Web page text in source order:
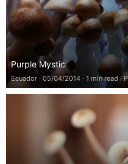
Purple Mystic
Ecuador 05/04/2014 1 min read